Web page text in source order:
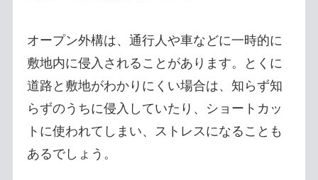
オープン外構は、通行人や車などに一時的に
敷地内に侵入されることがあります。とくに
道路と敷地がわかりにくい場合は、知らず知
らずのうちに侵入していたり、ショートカッ
トに使われてしまい、ストレスになることも
あるでしょう。